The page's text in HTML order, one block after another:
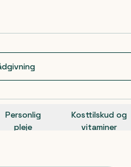
Personlig
pleje
Kosttilskud og
vitaminer